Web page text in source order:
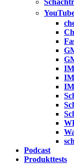
IM
Podcast
Produkttests